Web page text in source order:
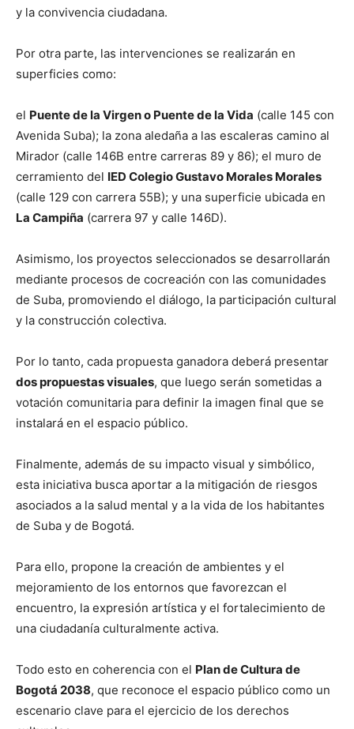
y la convivencia ciudadana.
Por otra parte, las intervenciones se realizarán en
superficies como:
el Puente de la Virgen o Puente de la Vida (calle 145 con
Avenida Suba); la zona aledaña a las escaleras camino al
Mirador (calle 146B entre carreras 89 y 86); el muro de
cerramiento del IED Colegio Gustavo Morales Morales
(calle 129 con carrera 55B); y una superficie ubicada en
La Campiña (carrera 97 y calle 146D).
Asimismo, los proyectos seleccionados se desarrollarán
mediante procesos de cocreación con las comunidades
de Suba, promoviendo el diálogo, la participación cultural
y la construcción colectiva.
Por lo tanto, cada propuesta ganadora deberá presentar
dos propuestas visuales, que luego serán sometidas a
votación comunitaria para definir la imagen final que se
instalará en el espacio público.
Finalmente, además de su impacto visual y simbólico,
esta iniciativa busca aportar a la mitigación de riesgos
asociados a la salud mental y a la vida de los habitantes
de Suba y de Bogotá.
Para ello, propone la creación de ambientes y el
mejoramiento de los entornos que favorezcan el
encuentro, la expresión artística y el fortalecimiento de
una ciudadanía culturalmente activa.
Todo esto en coherencia con el Plan de Cultura de
Bogotá 2038, que reconoce el espacio público como un
escenario clave para el ejercicio de los derechos